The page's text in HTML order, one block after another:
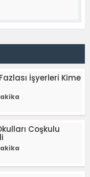
İşyerleri Kime
Coşkulu